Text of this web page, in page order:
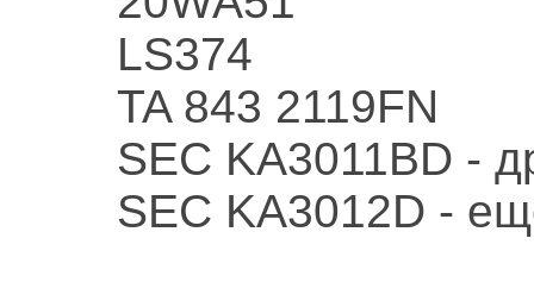
LS374
TA 843 2119FN
SEC KA3011BD -
SEC KA3012D -